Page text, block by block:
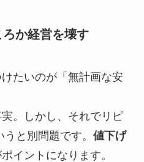
ろか経営を壊す
たいのが「無計画な安
。しかし、それでリピ
と別問題です。 値下げ
イントになります。